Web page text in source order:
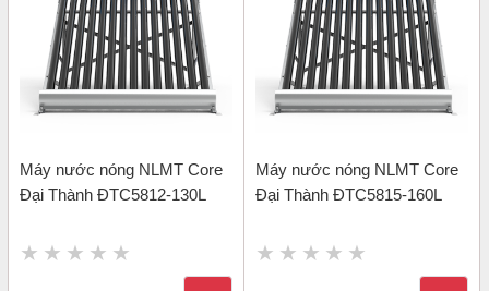
Máy nước nóng NLMT Core
Đại Thành ĐTC5812-130L
Máy nước nóng NLMT Core
Đại Thành ĐTC5815-160L